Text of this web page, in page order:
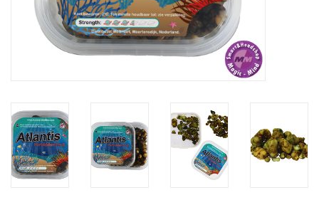
Rituals & Wierook